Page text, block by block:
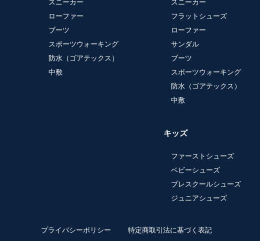
スニーカー
ローファー
ブーツ
スポーツウォーキング
防水（ゴアテックス）
中敷
スニーカー
フラットシューズ
ローファー
サンダル
ブーツ
スポーツウォーキング
防水（ゴアテックス）
中敷
キッズ
ファーストシューズ
ベビーシューズ
プレスクールシューズ
ジュニアシューズ
プライバシーポリシー 特定商取引法に基づく表記